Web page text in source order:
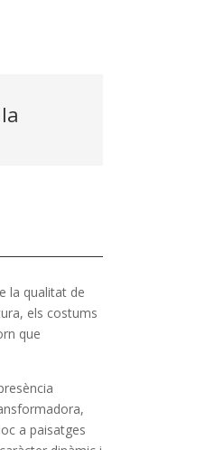
la qualitat de
els costums
que
a paisatges